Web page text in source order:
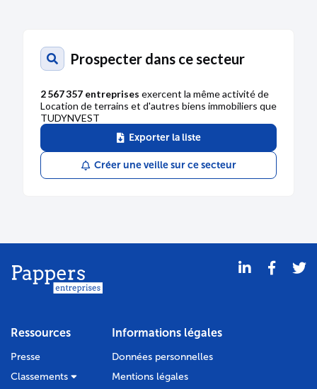
Prospecter dans ce secteur
2 567 357 entreprises exercent la même activité de
Location de terrains et d'autres biens immobiliers que
TUDYNVEST
Exporter la liste
Créer une veille sur ce secteur
Ressources
Presse
Classements
Informations légales
Données personnelles
Mentions légales